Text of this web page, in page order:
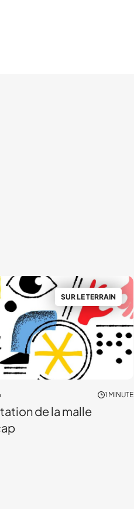
SUR LE TERRAIN
1 MINUTE
de la malle